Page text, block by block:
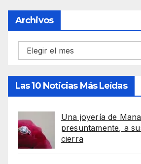
Archivos
Archivos
Las 10 Noticias Más Leídas
Una joyería de
presuntamente, a
cierra